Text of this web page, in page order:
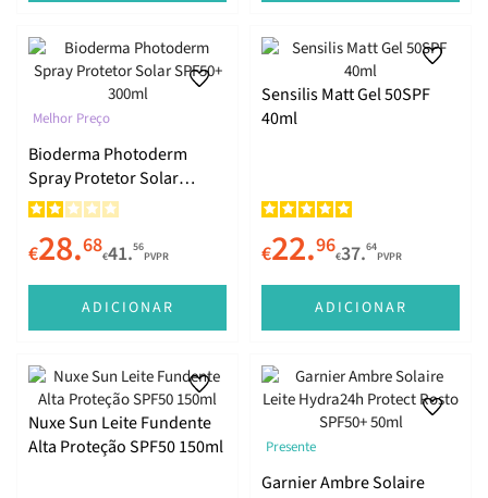
Melhor Preço
Bioderma Photoderm
Spray Protetor Solar
SPF50+ 300ml
€28.68€41.56
PVPR
ADICIONAR
Sensilis Matt Gel 50SPF
40ml
€22.96€37.64
PVPR
ADICIONAR
Nuxe Sun Leite Fundente
Alta Proteção SPF50 150ml
Presente
Garnier Ambre Solaire